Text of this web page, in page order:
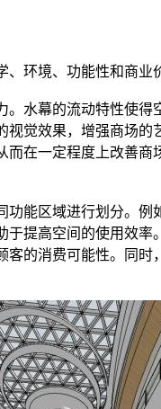
环境、功能性和商业
水幕的流动特性使
觉效果，增强商场
在一定程度上改善
能区域进行划分。
提高空间的使用效
的消费可能性。同